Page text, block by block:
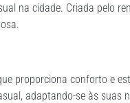
na cidade. Criada pelo
proporciona conforto e
adaptando-se às suas